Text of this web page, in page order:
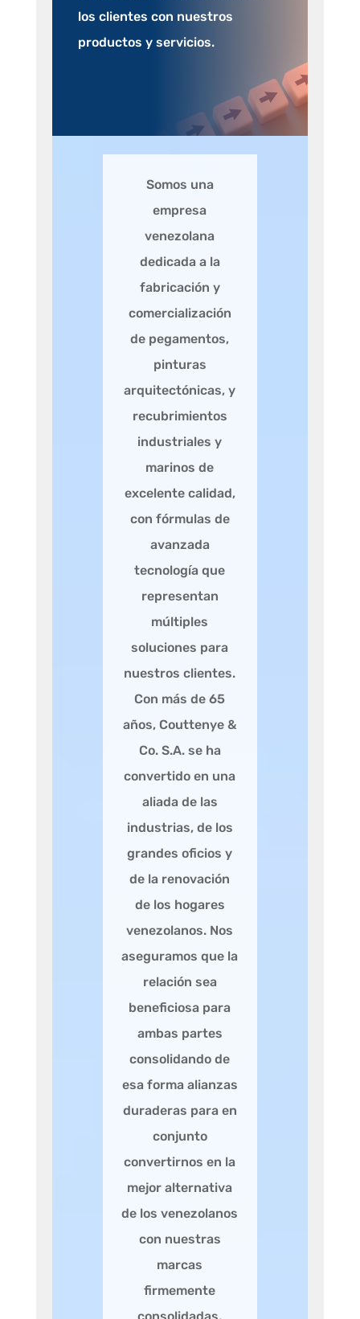
los clientes con nuestros
productos y servicios.
Somos una
empresa
venezolana
dedicada a la
fabricación y
comercialización
de pegamentos,
pinturas
arquitectónicas, y
recubrimientos
industriales y
marinos de
excelente calidad,
con fórmulas de
avanzada
tecnología que
representan
múltiples
soluciones para
nuestros clientes.
Con más de 65
años, Couttenye &
Co. S.A. se ha
convertido en una
aliada de las
industrias, de los
grandes oficios y
de la renovación
de los hogares
venezolanos. Nos
aseguramos que la
relación sea
beneficiosa para
ambas partes
consolidando de
esa forma alianzas
duraderas para en
conjunto
convertirnos en la
mejor alternativa
de los venezolanos
con nuestras
marcas
firmemente